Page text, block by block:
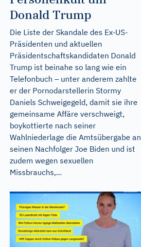
Donald Trump
Die Liste der Skandale des Ex-US-
Präsidenten und aktuellen
Präsidentschaftskandidaten Donald
Trump ist beinahe so lang wie ein
Telefonbuch – unter anderem zahlte
er der Pornodarstellerin Stormy
Daniels Schweigegeld, damit sie ihre
gemeinsame Affäre verschweigt,
boykottierte nach seiner
Wahlniederlage die Amtsübergabe an
seinen Nachfolger Joe Biden und ist
zudem wegen sexuellen
Missbrauchs,...